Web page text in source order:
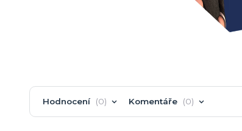
Hodnocení 0 Komentáře 0